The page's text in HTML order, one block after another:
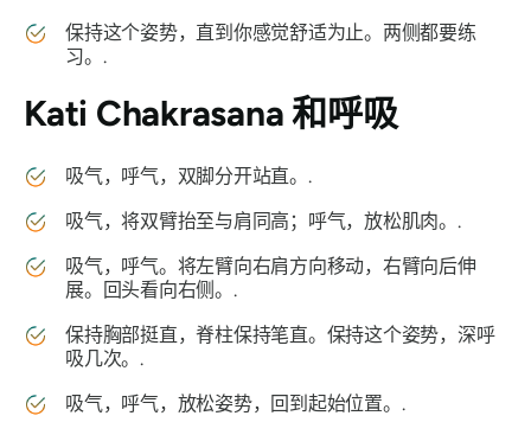
保持这个姿势，直到你感觉舒适为止。两侧都要练
习。.
Kati Chakrasana和呼吸
吸气，呼气，双脚分开站直。.
吸气，将双臂抬至与肩同高；呼气，放松肌肉。.
吸气，呼气。将左臂向右肩方向移动，右臂向后伸
展。回头看向右侧。.
保持胸部挺直，脊柱保持笔直。保持这个姿势，深呼
吸几次。.
吸气，呼气，放松姿势，回到起始位置。.